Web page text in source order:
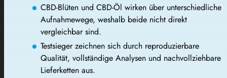
CBD-Blüten und CBD-Öl wirken über unterschiedliche
Aufnahmewege, weshalb beide nicht direkt
vergleichbar sind.
Testsieger zeichnen sich durch reproduzierbare
Qualität, vollständige Analysen und nachvollziehbare
Lieferketten aus.